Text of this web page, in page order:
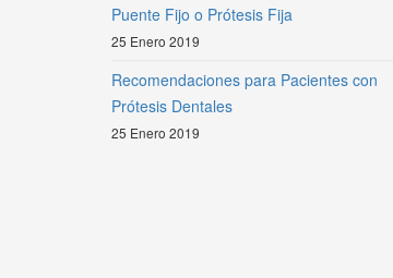
Puente Fijo o Prótesis Fija
25 Enero 2019
Recomendaciones para Pacientes con
Prótesis Dentales
25 Enero 2019